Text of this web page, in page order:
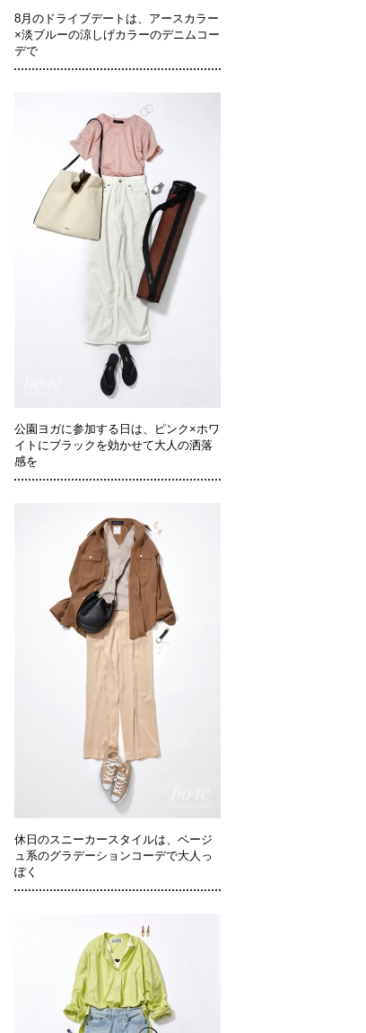
8月のドライブデートは、アースカラー
×淡ブルーの涼しげカラーのデニムコー
デで
公園ヨガに参加する日は、ピンク×ホワ
イトにブラックを効かせて大人の洒落
感を
休日のスニーカースタイルは、ベージ
ュ系のグラデーションコーデで大人っ
ぽく